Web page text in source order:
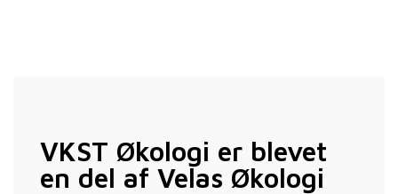
VKST Økologi er blevet
en del af Velas Økologi